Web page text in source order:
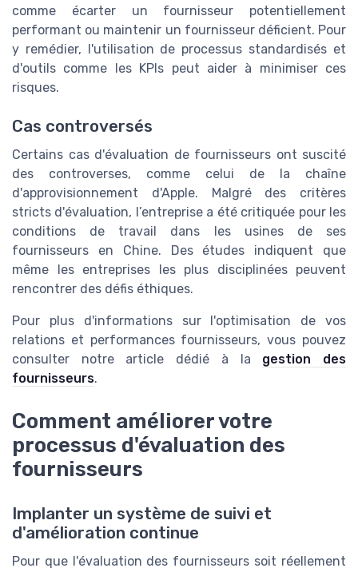
comme écarter un fournisseur potentiellement
performant ou maintenir un fournisseur déficient. Pour
y remédier, l'utilisation de processus standardisés et
d'outils comme les KPIs peut aider à minimiser ces
risques.
Cas controversés
Certains cas d'évaluation de fournisseurs ont suscité
des controverses, comme celui de la chaîne
d'approvisionnement d'Apple. Malgré des critères
stricts d'évaluation, l’entreprise a été critiquée pour les
conditions de travail dans les usines de ses
fournisseurs en Chine. Des études indiquent que
même les entreprises les plus disciplinées peuvent
rencontrer des défis éthiques.
Pour plus d'informations sur l'optimisation de vos
relations et performances fournisseurs, vous pouvez
consulter notre article dédié à la gestion des
fournisseurs.
Comment améliorer votre
processus d'évaluation des
fournisseurs
Implanter un système de suivi et
d'amélioration continue
Pour que l'évaluation des fournisseurs soit réellement